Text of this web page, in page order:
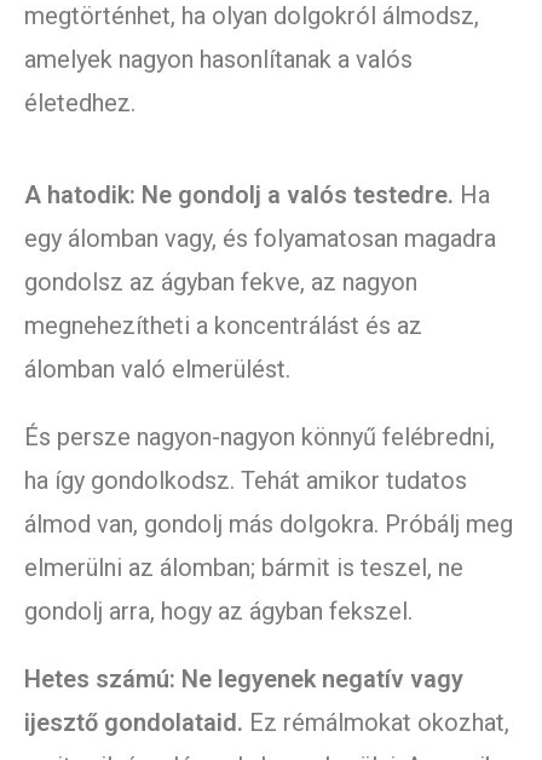
megtörténhet, ha olyan dolgokról álmodsz,
amelyek nagyon hasonlítanak a valós
életedhez.
A hatodik: Ne gondolj a valós testedre. Ha
egy álomban vagy, és folyamatosan magadra
gondolsz az ágyban fekve, az nagyon
megnehezítheti a koncentrálást és az
álomban való elmerülést.
És persze nagyon-nagyon könnyű felébredni,
ha így gondolkodsz. Tehát amikor tudatos
álmod van, gondolj más dolgokra. Próbálj meg
elmerülni az álomban; bármit is teszel, ne
gondolj arra, hogy az ágyban fekszel.
Hetes számú: Ne legyenek negatív vagy
ijesztő gondolataid. Ez rémálmokat okozhat,